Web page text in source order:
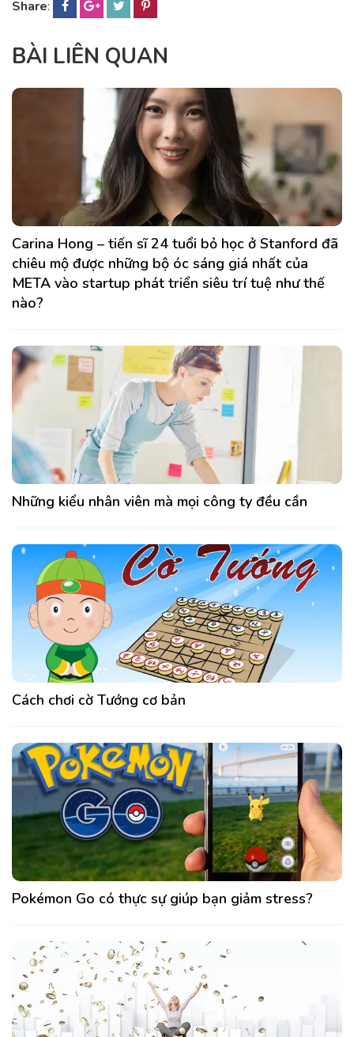
Share:
BÀI LIÊN QUAN
Carina Hong – tiến sĩ 24 tuổi bỏ học ở Stanford đã
chiêu mộ được những bộ óc sáng giá nhất của
META vào startup phát triển siêu trí tuệ như thế
nào?
Những kiểu nhân viên mà mọi công ty đều cần
Cách chơi cờ Tướng cơ bản
Pokémon Go có thực sự giúp bạn giảm stress?